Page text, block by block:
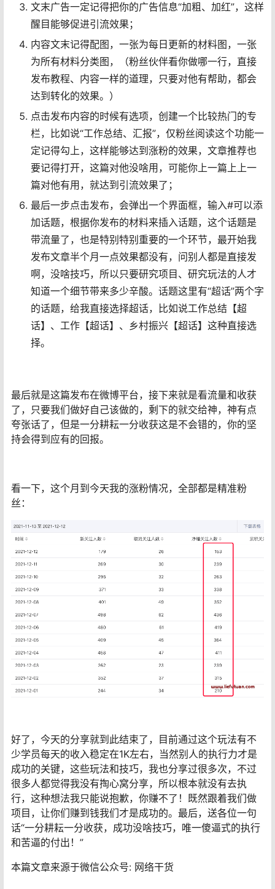
文末广告一定记得把你的广告信息“加粗、加红”，这样
醒目能够促进引流效果；
内容文末记得配图，一张为每日更新的材料图，一张
为所有材料分类图，（粉丝伙伴看你做哪一行，直接
发布教程、内容一样的道理，只要对他有帮助，都会
达到转化的效果。）
点击发布内容的时候有选项，创建一个比较热门的专
栏，比如说“工作总结、汇报”，仅粉丝阅读这个功能一
定记得勾上，这样能够达到涨粉的效果，文章推荐也
要记得打开，这篇对他没啥用，可能你上一篇上上一
篇对他有用，就达到引流效果了；
最后一步点击发布，会弹出一个界面框，输入#可以添
加话题，根据你发布的材料来插入话题，这个话题是
带流量了，也是特别特别重要的一个环节，最开始我
发布文章半个月一点效果都没有，问别人都是直接发
啊，没啥技巧，所以只要研究项目、研究玩法的人才
知道一个细节带来多少辛酸。话题这里有“超话”两个字
的话题，给我直接选择超话，比如说工作总结【超
话】、工作【超话】、乡村振兴【超话】这种直接选
择。
最后就是这篇发布在微博平台，接下来就是看流量和收获
了，只要我们做好自己该做的，剩下的就交给神，神有点
夸张话了，但是一分耕耘一分收获这是不会错的，你的坚
持会得到应有的回报。
看一下，这个月到今天我的涨粉情况，全部都是精准粉
丝：
好了，今天的分享就到此结束了，目前通过这个玩法有不
少学员每天的收入稳定在1K左右，当然别人的执行力才是
成功的关键，这些玩法和技巧，我也分享过很多次，不过
很多人都觉得我没有掏心窝分享，所以根本就没有去执
行，这种想法我只能说抱歉，你赚不了！既然跟着我们做
项目，让你们赚到钱我们才是成功的。最后，送各位一句
话“一分耕耘一分收获，成功没啥技巧，唯一傻逼式的执行
和苦逼的付出！”
本篇文章来源于微信公众号: 网络干货